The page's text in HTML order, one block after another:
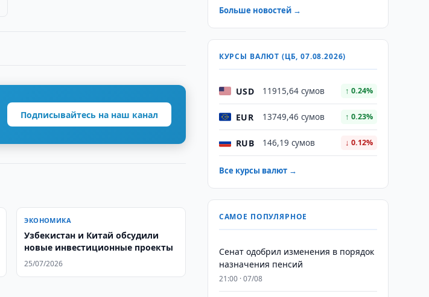
Подписывайтесь на наш канал
ЭКОНОМИКА
Узбекистан и Китай обсудили
новые инвестиционные проекты
25/07/2026
Больше новостей →
КУРСЫ ВАЛЮТ (ЦБ, 07.08.2026)
USD 11915,64 сумов ↑ 0.24%
EUR 13749,46 сумов ↑ 0.23%
RUB 146,19 сумов ↓ 0.12%
Все курсы валют →
САМОЕ ПОПУЛЯРНОЕ
Сенат одобрил изменения в порядок
назначения пенсий
21:00 · 07/08